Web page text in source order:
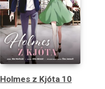
Holmes z Kjóta 10